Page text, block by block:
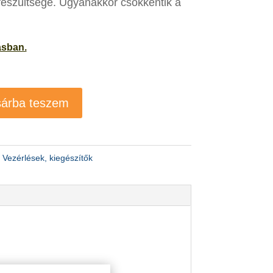
Ugyanakkor csökkentik a
teszem
Vezérlések, kiegészítők